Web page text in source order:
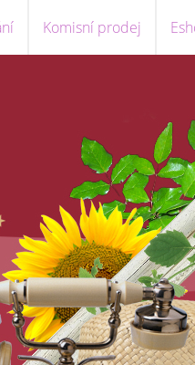
Komisní prodej